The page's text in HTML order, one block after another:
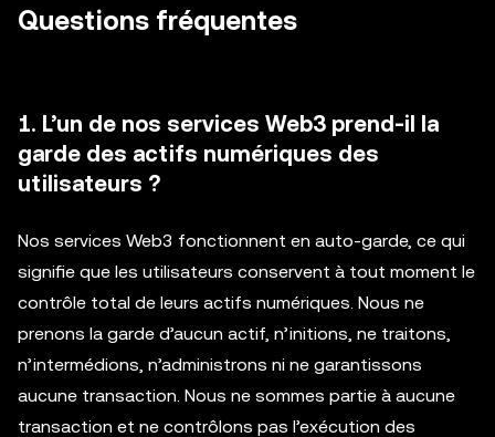
Questions fréquentes
1. L’un de nos services Web3 prend-il la
garde des actifs numériques des
utilisateurs ?
Nos services Web3 fonctionnent en auto-garde, ce qui
signifie que les utilisateurs conservent à tout moment le
contrôle total de leurs actifs numériques. Nous ne
prenons la garde d’aucun actif, n’initions, ne traitons,
n’intermédions, n’administrons ni ne garantissons
aucune transaction. Nous ne sommes partie à aucune
transaction et ne contrôlons pas l’exécution des